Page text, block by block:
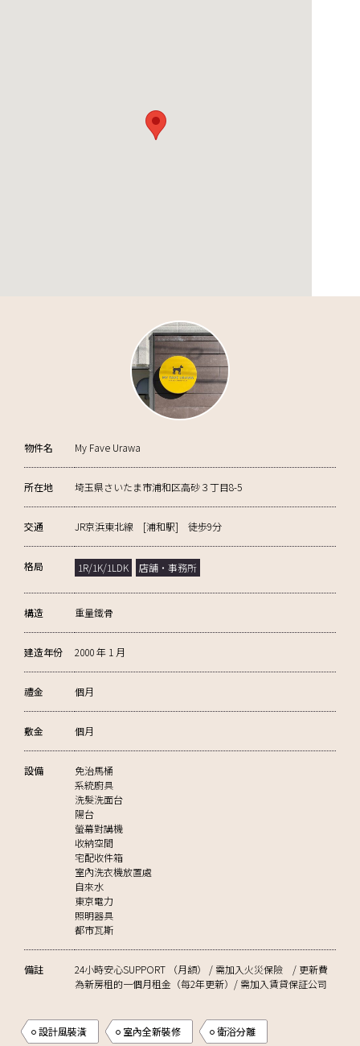
物件名 My Fave Urawa
所在地 埼玉県さいたま市浦和区高砂３丁目8-5
交通 JR京浜東北線 [浦和駅] 徒歩9分
格局 1R/1K/1LDK 店舗・事務所
構造 重量鐵骨
建造年份 2000 年 1 月
禮金 個月
敷金 個月
設備
免治馬桶
系統廚具
洗髮洗面台
陽台
螢幕對講機
收納空間
宅配收件箱
室內洗衣機放置處
自來水
東京電力
照明器具
都市瓦斯
備註
24小時安心SUPPORT （月額） / 需加入火災保險 / 更新費
為新房租的一個月租金（每2年更新）/ 需加入賃貸保証公司
設計風裝潢 室內全新裝修 衛浴分離